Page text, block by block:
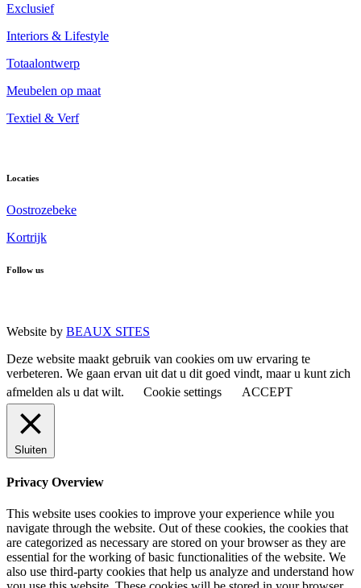
Exclusief
Interiors & Lifestyle
Totaalontwerp
Meubelen op maat
Textiel & Verf
Locaties
Oostrozebeke
Kortrijk
Follow us
Website by BEAUX SITES
Deze website maakt gebruik van cookies om uw ervaring te
verbeteren. We gaan ervan uit dat u dit goed vindt, maar u kunt zich
afmelden als u dat wilt.
Cookie settings ACCEPT
Sluiten
Privacy Overview
This website uses cookies to improve your experience while you
navigate through the website. Out of these cookies, the cookies that
are categorized as necessary are stored on your browser as they are
essential for the working of basic functionalities of the website. We
also use third-party cookies that help us analyze and understand how